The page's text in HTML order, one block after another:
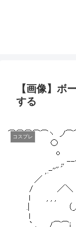
【画像】ボ
する
コスプレ